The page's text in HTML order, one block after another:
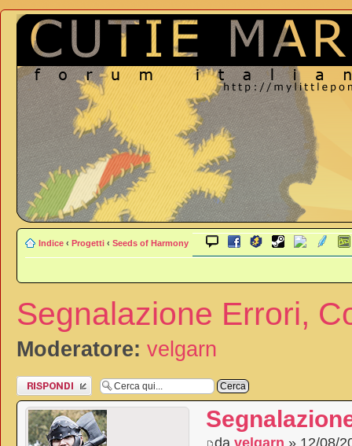
Indice ‹ Progetti ‹ Seeds of Harmony
Segnalazione Errori,
Moderatore: velgarn
Rispondi al
messaggio
da velgarn » 12/08/